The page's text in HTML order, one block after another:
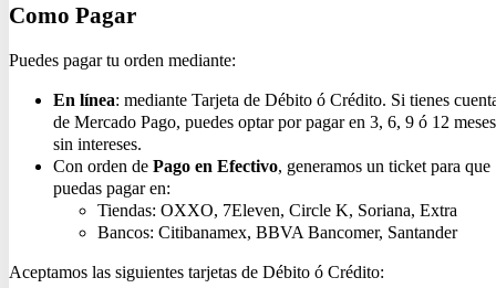
Como Pagar
Puedes pagar tu orden mediante:
En línea: mediante Tarjeta de Débito ó Crédito. Si tienes
de Mercado Pago, puedes optar por pagar en 3, 6, 9 ó 12 meses
sin intereses.
Con orden de Pago en Efectivo, generamos un ticket para que
puedas pagar en:
Tiendas: OXXO, 7Eleven, Circle K, Soriana, Extra
Bancos: Citibanamex, BBVA Bancomer, Santander
Aceptamos las siguientes tarjetas de Débito ó Crédito: